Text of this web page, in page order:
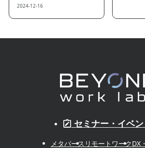
2024-12-16
セミナー・イベ
メタバース リモートワークDX